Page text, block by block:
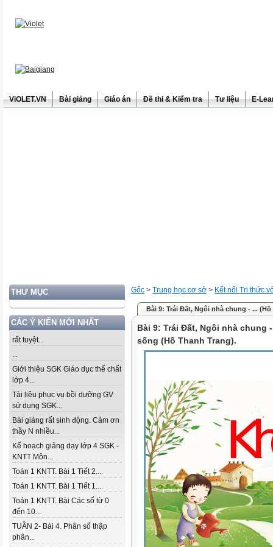
ViOLET.VN Bài giảng Giáo án Đề thi & Kiểm tra Tư liệu E-
THƯ MỤC
CÁC Ý KIẾN MỚI NHẤT
rất tuyệt...
...
Giới thiệu SGK Giáo dục thể chất
lớp 4...
Tài liệu phục vụ bồi dưỡng GV
sử dụng SGK...
Bài giảng rất sinh động. Cảm ơn
thầy N nhiều...
Kế hoạch giảng dạy lớp 4 SGK -
KNTT Môn...
Toán 1 KNTT. Bài 1 Tiết 2....
Toán 1 KNTT. Bài 1 Tiết 1....
Toán 1 KNTT. Bài Các số từ 0
đến 10...
TUẦN 2- Bài 4. Phân số thập
phân...
Gốc > Trung học cơ sở > Kết nối Tri thức
Bài 9: Trái Đất, Ngôi nhà chung - ... (Hồ
Bài 9: Trái Đất, Ngôi nhà chung
sống (Hồ Thanh Trang).